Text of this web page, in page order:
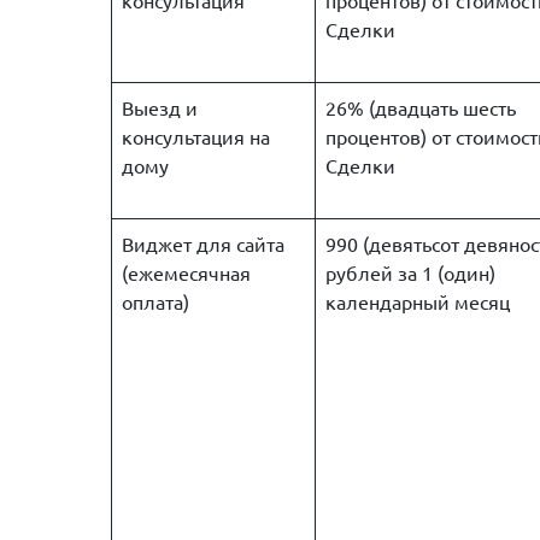
Сделки
Выезд и
консультация на
дому
26% (двадцать шесть
процентов) от
Сделки
Виджет для сайта
(ежемесячная
оплата)
990 (девятьсот
рублей за 1 (один)
календарный месяц